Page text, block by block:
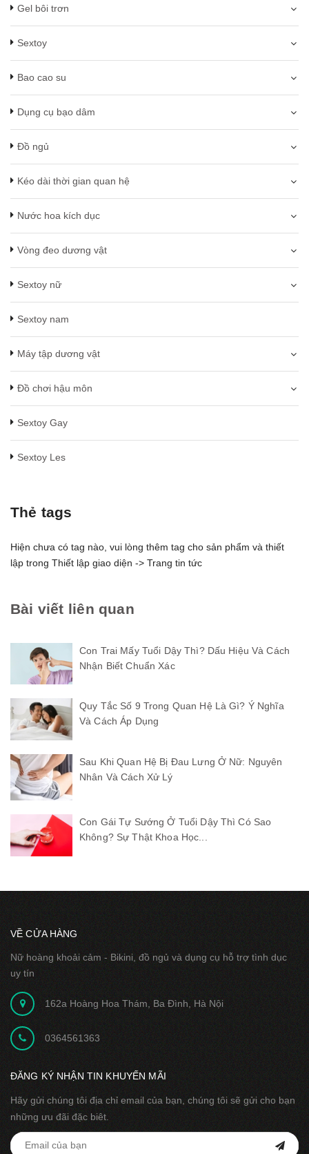
Gel bôi trơn
Sextoy
Bao cao su
Dụng cụ bạo dâm
Đồ ngủ
Kéo dài thời gian quan hệ
Nước hoa kích dục
Vòng đeo dương vật
Sextoy nữ
Sextoy nam
Máy tập dương vật
Đồ chơi hậu môn
Sextoy Gay
Sextoy Les
Thẻ tags
Hiện chưa có tag nào, vui lòng thêm tag cho sản phẩm và thiết
lập trong Thiết lập giao diện -> Trang tin tức
Bài viết liên quan
Con Trai Mấy Tuổi Dậy Thì? Dấu Hiệu Và Cách
Nhận Biết Chuẩn Xác
Quy Tắc Số 9 Trong Quan Hệ Là Gì? Ý Nghĩa
Và Cách Áp Dụng
Sau Khi Quan Hệ Bị Đau Lưng Ở Nữ: Nguyên
Nhân Và Cách Xử Lý
Con Gái Tự Sướng Ở Tuổi Dậy Thì Có Sao
Không? Sự Thật Khoa Học...
VỀ CỬA HÀNG
Nữ hoàng khoải cảm - Bikini, đồ ngủ và dụng cụ hỗ trợ tình dục
uy tín
162a Hoàng Hoa Thám, Ba Đình, Hà Nội
0364561363
ĐĂNG KÝ NHẬN TIN KHUYẾN MÃI
Hãy gửi chúng tôi địa chỉ email của bạn, chúng tôi sẽ gửi cho bạn
những ưu đãi đặc biêt.